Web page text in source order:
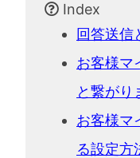
Index
回答送信
お客様マ
と繋がり
お客様マ
る設定方